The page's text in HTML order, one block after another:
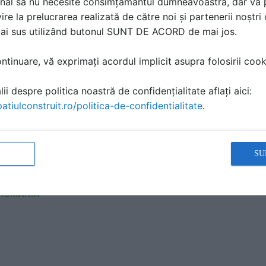
de performanta URSA - GLASSWOOL FDP 5,
de performanta URSA - GLASSWOOL DF
la prelucrarea realizată de către noi și partenerii noștri
sus utilizând butonul SUNT DE ACORD de mai jos.
vă exprimați acordul implicit asupra folosirii
despre politica noastră de confidențialitate aflați aici:
politica-de-confidentialitate.